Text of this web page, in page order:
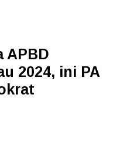
APBD
2024, ini PA